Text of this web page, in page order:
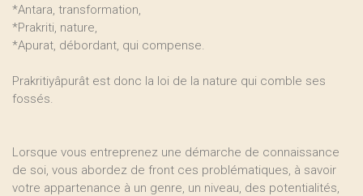
*Antara, transformation,
*Prakriti, nature,
*Apurat, débordant, qui compense.
Prakritiyâpurât est donc la loi de la nature qui comble ses
fossés.
Lorsque vous entreprenez une démarche de connaissance
de soi, vous abordez de front ces problématiques, à savoir
votre appartenance à un genre, un niveau, des potentialités,